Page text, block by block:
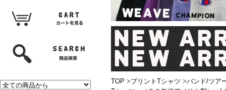
TOP >プリントTシャツ >バンド/ツア